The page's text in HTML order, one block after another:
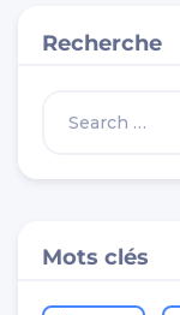
Recherche
Mots clés